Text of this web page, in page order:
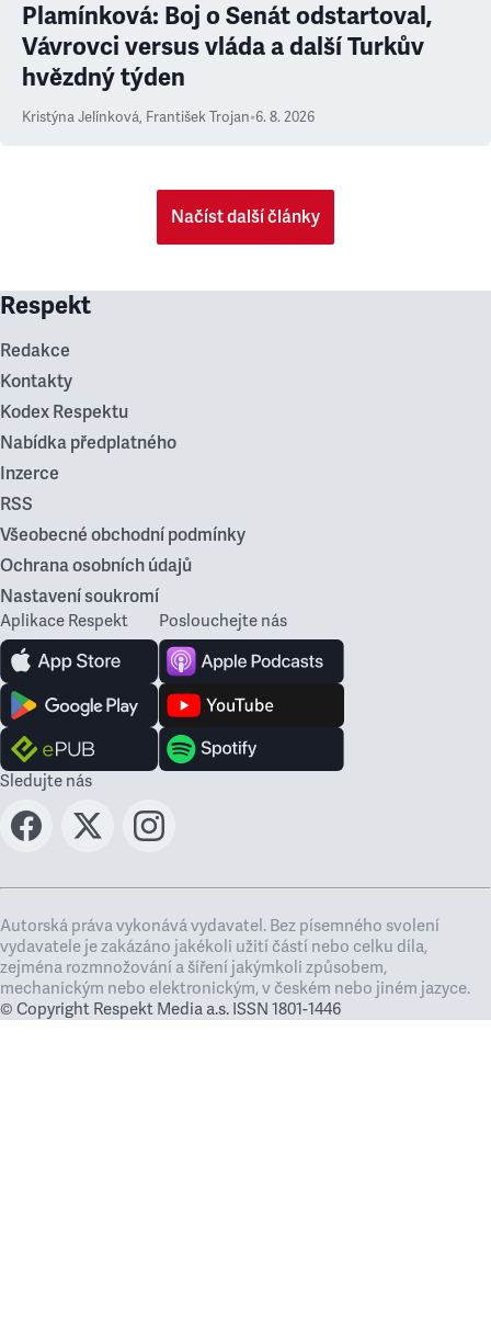
Plamínková: Boj o Senát odstartoval,
Vávrovci versus vláda a další Turkův
hvězdný týden
Kristýna Jelínková, František Trojan•6. 8. 2026
Načíst další články
Respekt
Redakce
Kontakty
Kodex Respektu
Nabídka předplatného
Inzerce
RSS
Všeobecné obchodní podmínky
Ochrana osobních údajů
Nastavení soukromí
Aplikace Respekt Poslouchejte nás
Sledujte nás
Autorská práva vykonává vydavatel. Bez písemného svolení
vydavatele je zakázáno jakékoli užití částí nebo celku díla,
zejména rozmnožování a šíření jakýmkoli způsobem,
mechanickým nebo elektronickým, v českém nebo jiném jazyce.
© Copyright Respekt Media a.s. ISSN 1801-1446